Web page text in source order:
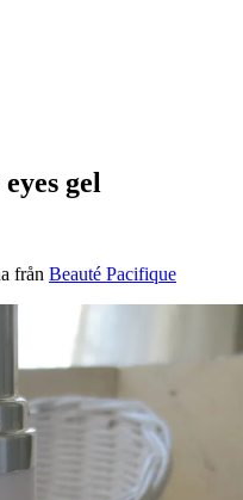
gel
från Beauté Pacifique